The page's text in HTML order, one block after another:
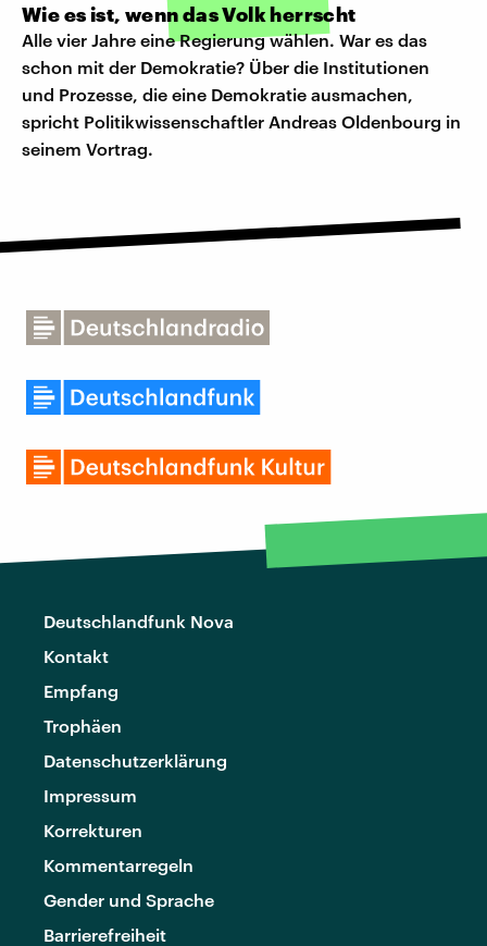
Wie es ist, wenn das Volk herrscht
Alle vier Jahre eine Regierung wählen. War es das
schon mit der Demokratie? Über die Institutionen
und Prozesse, die eine Demokratie ausmachen,
spricht Politikwissenschaftler Andreas Oldenbourg in
seinem Vortrag.
Deutschlandfunk Nova
Kontakt
Empfang
Trophäen
Datenschutzerklärung
Impressum
Korrekturen
Kommentarregeln
Gender und Sprache
Barrierefreiheit